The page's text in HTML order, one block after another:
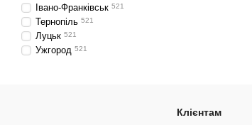
Івано-Франківськ 521
Тернопіль 521
Луцьк 521
Ужгород 521
Клієнтам